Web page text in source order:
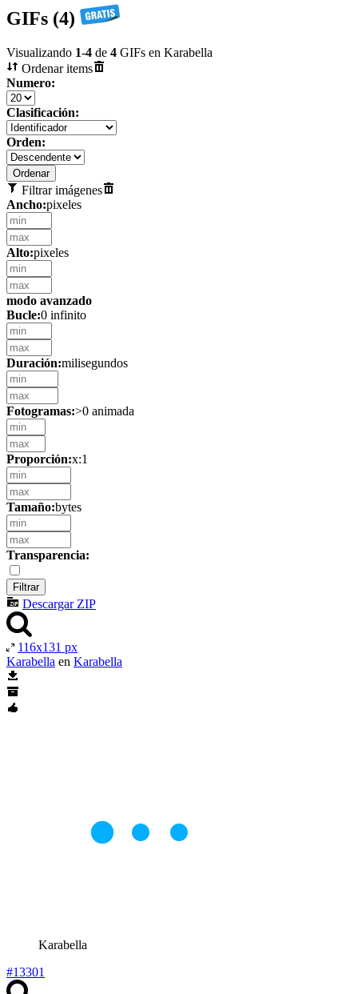
GIFs (4)
Visualizando 1-4 de 4 GIFs en Karabella
Ordenar items
Numero:
Clasificación:
Orden:
Filtrar imágenes
Ancho:pixeles
Alto:pixeles
modo avanzado
Bucle:0 infinito
Duración:milisegundos
Fotogramas:>0 animada
Proporción:x:1
Tamaño:bytes
Transparencia:
Descargar ZIP
116x131 px
Karabella en Karabella
Karabella
#13301